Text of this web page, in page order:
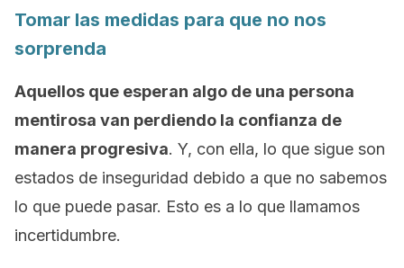
Tomar las medidas para que no nos
sorprenda
Aquellos que esperan algo de una persona
mentirosa van perdiendo la confianza de
manera progresiva. Y, con ella, lo que sigue son
estados de inseguridad debido a que no sabemos
lo que puede pasar. Esto es a lo que llamamos
incertidumbre.